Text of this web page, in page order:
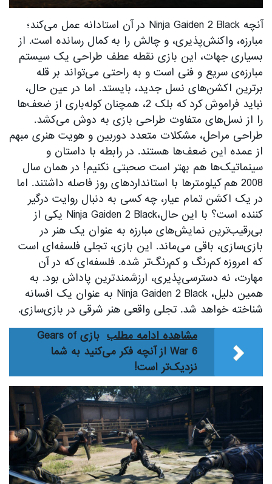
آنچه Ninja Gaiden 2 Black در آن استادانه عمل می‌کند؛
مبارزه، واکنش‌پذیری، و چالش را به کمال رسانده است. از
بسیاری جهات، این بازی نقطه عطف طراحی یک سیستم
مبارزه‌ی سریع و فنی است و به راحتی می‌تواند بر قله
برترین اکشن‌های نسل جدید، بایستد. اما در عین حال،
نباید فراموش کرد که بلک 2، همچنان کوله‌باری از ضعف‌ها
را از نسل‌های متفاوت طراحی بازی به دوش می‌کشد.
طراحی مراحل، مشکلات متعدد دوربین و هویت هنری مبهم‌
از عمده این ضعف‌ها هستند. در رابطه با داستان و
سینماتیک‌ها هم بهتر است صحبتی نکنیم! در همان سال
2008 هم کیلومترها با استانداردهای روز فاصله داشتند. اما
در یک اکشن تمام عیار، چه کسی به دنبال روایت درگیر
کننده است؟ با این حال،Ninja Gaiden 2 Black یکی از
بی‌رقیب‌ترین نمایش‌های مبارزه به عنوان یک هنر در
بازی‌سازی، باقی می‌ماند. این بازی، تجلی فلسفه‌ای است
که امروزه کم‌رنگ و کم‌رنگ‌تر شده. فلسفه‌ای که در آن
مهارت، نه دسترسی‌پذیری، ارزشمندترین پاداش بود. به
همین دلیل، Ninja Gaiden 2 Black به عنوان یک افسانه
شناخته خواهد شد. تجلی واقعی هنر شرقی در بازی‌سازی.
مشاهده ادامه مطلب
بازی Gears of
War 6 از آنچه فکر می‌کنید به شما
نزدیک‌تر است!